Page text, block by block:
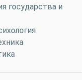
государства и